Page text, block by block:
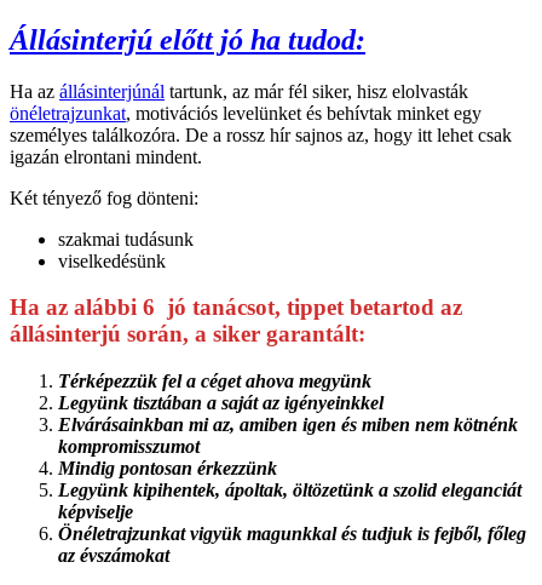
Állásinterjú előtt jó ha tudod:
Ha az állásinterjúnál tartunk, az már fél siker, hisz elolvasták
önéletrajzunkat, motivációs levelünket és behívtak minket egy
személyes találkozóra. De a rossz hír sajnos az, hogy itt lehet csak
igazán elrontani mindent.
Két tényező fog dönteni:
szakmai tudásunk
viselkedésünk
Ha az alábbi 6 jó tanácsot, tippet betartod az
állásinterjú során, a siker garantált:
Térképezzük fel a céget ahova megyünk
Legyünk tisztában a saját az igényeinkkel
Elvárásainkban mi az, amiben igen és miben nem kötnénk
kompromisszumot
Mindig pontosan érkezzünk
Legyünk kipihentek, ápoltak, öltözetünk a szolid eleganciát
képviselje
Önéletrajzunkat vigyük magunkkal és tudjuk is fejből, főleg
az évszámokat